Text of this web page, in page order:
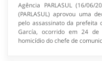
Agência PARLASUL (16/06/
(PARLASUL) aprovou uma
pelo assassinato da prefeita
García, ocorrido em 24
homicídio do chefe de